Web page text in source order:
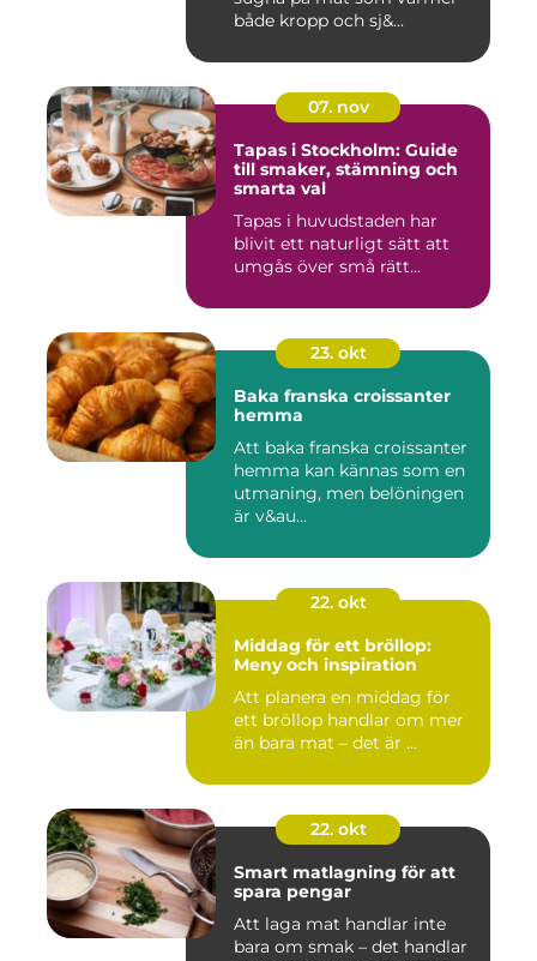
både kropp och sj&...
07. nov
Tapas i Stockholm: Guide
till smaker, stämning och
smarta val
Tapas i huvudstaden har
blivit ett naturligt sätt att
umgås över små rätt...
23. okt
Baka franska croissanter
hemma
Att baka franska croissanter
hemma kan kännas som en
utmaning, men belöningen
är v&au...
22. okt
Middag för ett bröllop:
Meny och inspiration
Att planera en middag för
ett bröllop handlar om mer
än bara mat – det är ...
22. okt
Smart matlagning för att
spara pengar
Att laga mat handlar inte
bara om smak – det handlar